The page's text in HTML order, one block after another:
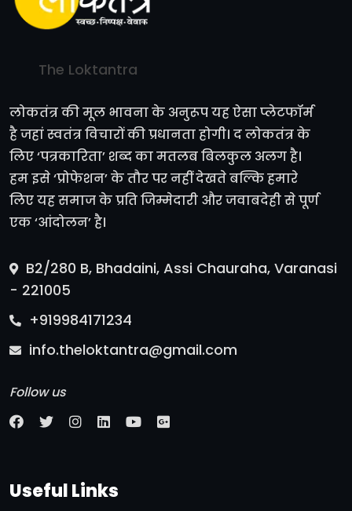
The Loktantra
लोकतंत्र की मूल भावना के अनुरूप यह ऐसा प्लेटफॉर्म
है जहां स्वतंत्र विचारों की प्रधानता होगी। द लोकतंत्र के
लिए ‘पत्रकारिता’ शब्द का मतलब बिलकुल अलग है।
हम इसे ‘प्रोफेशन’ के तौर पर नहीं देखते बल्कि हमारे
लिए यह समाज के प्रति जिम्मेदारी और जवाबदेही से पूर्ण
एक ‘आंदोलन’ है।
B2/280 B, Bhadaini, Assi Chauraha, Varanasi
- 221005
+919984171234
info.theloktantra@gmail.com
Follow us
Useful Links